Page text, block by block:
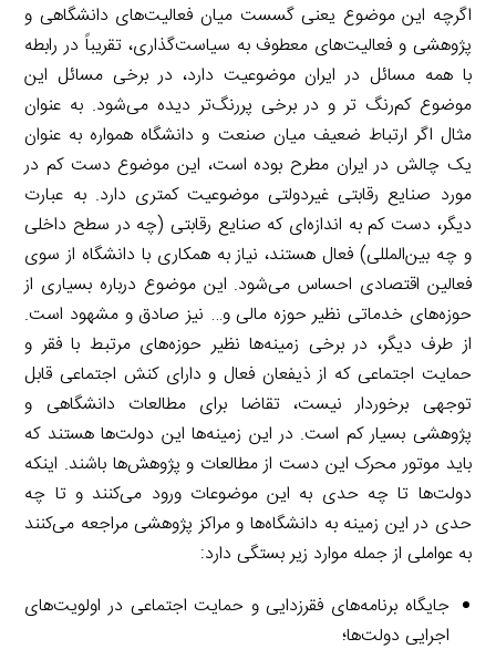
اگرچه این موضوع یعنی گسست میان فعالیت‌های دانشگاهی و
پژوهشی و فعالیت‌های معطوف به سیاست‌گذاری، تقریباً در رابطه
با همه مسائل در ایران موضوعیت دارد، در برخی مسائل این
موضوع کم‌رنگ تر و در برخی پررنگ‌تر دیده می‌شود. به عنوان
مثال اگر ارتباط ضعیف میان صنعت و دانشگاه همواره به عنوان
یک چالش در ایران مطرح بوده است، این موضوع دست کم در
مورد صنایع رقابتی غیردولتی موضوعیت کمتری دارد. به عبارت
دیگر، دست کم به اندازه‌ای که صنایع رقابتی (چه در سطح داخلی
و چه بین‌المللی) فعال هستند، نیاز به همکاری با دانشگاه از سوی
فعالین اقتصادی احساس می‌شود. این موضوع درباره بسیاری از
حوزه‌های خدماتی نظیر حوزه مالی و… نیز صادق و مشهود است.
از طرف دیگر، در برخی زمینه‌ها نظیر حوزه‌های مرتبط با فقر و
حمایت اجتماعی که از ذیفعان فعال و دارای کنش اجتماعی قابل
توجهی برخوردار نیست، تقاضا برای مطالعات دانشگاهی و
پژوهشی بسیار کم است. در این زمینه‌ها این دولت‌ها هستند که
باید موتور محرک این دست از مطالعات و پژوهش‌ها باشند. اینکه
دولت‌ها تا چه حدی به این موضوعات ورود می‌کنند و تا چه
حدی در این زمینه به دانشگاه‌ها و مراکز پژوهشی مراجعه می‌کنند
به عواملی از جمله موارد زیر بستگی دارد:
جایگاه برنامه‌های فقرزدایی و حمایت اجتماعی در اولویت‌های
اجرایی دولت‌ها؛